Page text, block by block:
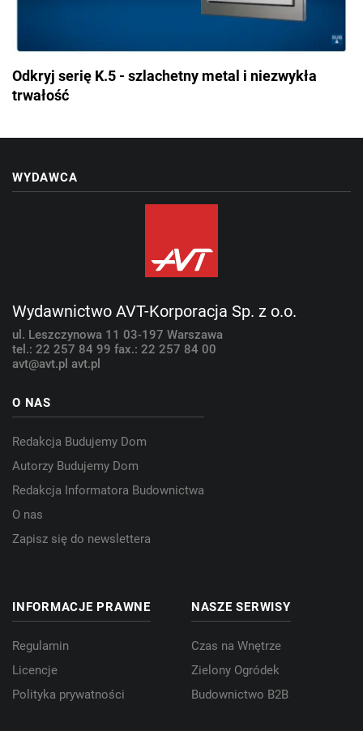
Odkryj serię K.5 - szlachetny metal i niezwykła
trwałość
WYDAWCA
Wydawnictwo AVT-Korporacja Sp. z o.o.
ul. Leszczynowa 11 03-197 Warszawa
tel.: 22 257 84 99 fax.: 22 257 84 00
avt@avt.pl avt.pl
O NAS
Redakcja Budujemy Dom
Autorzy Budujemy Dom
Redakcja Informatora Budownictwa
O nas
Zapisz się do newslettera
INFORMACJE PRAWNE
Regulamin
Licencje
Polityka prywatności
NASZE SERWISY
Czas na Wnętrze
Zielony Ogródek
Budownictwo B2B